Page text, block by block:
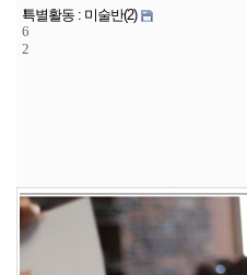
1
6
2
특별활동 : 미술반(2)